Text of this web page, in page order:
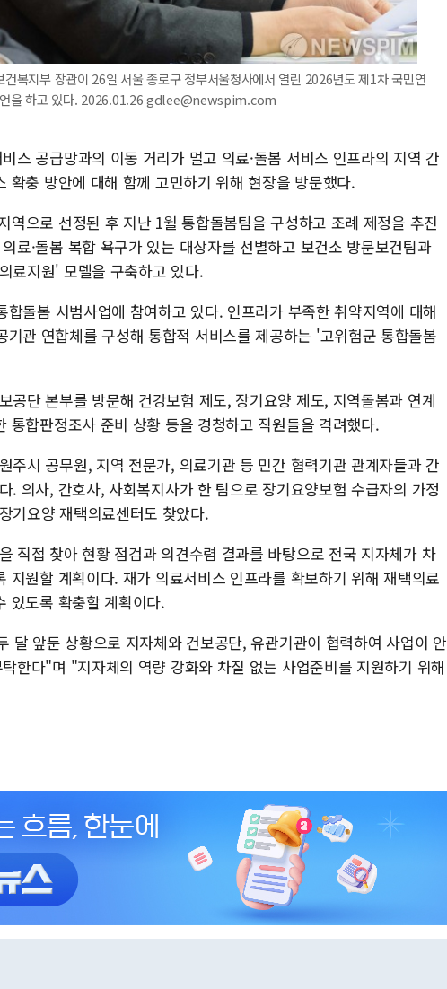
복지부 장관이 26일 서울 종로구 정부서울청사에서 열린 2026년도 제1차 국민연
언을 하고 있다. 2026.01.26 gdlee@newspim.com
스 공급망과의 이동 거리가 멀고 의료·돌봄 서비스 인프라의 지역 간
확충 방안에 대해 함께 고민하기 위해 현장을 방문했다.
역으로 선정된 후 지난 1월 통합돌봄팀을 구성하고 조례 제정을 추진
료·돌봄 복합 욕구가 있는 대상자를 선별하고 보건소 방문보건팀과
료지원' 모델을 구축하고 있다.
합돌봄 시범사업에 참여하고 있다. 인프라가 부족한 취약지역에 대해
기관 연합체를 구성해 통합적 서비스를 제공하는 '고위험군 통합돌봄
공단 본부를 방문해 건강보험 제도, 장기요양 제도, 지역돌봄과 연계
통합판정조사 준비 상황 등을 경청하고 직원들을 격려했다.
주시 공무원, 지역 전문가, 의료기관 등 민간 협력기관 관계자들과 간
. 의사, 간호사, 사회복지사가 한 팀으로 장기요양보험 수급자의 가정
기요양 재택의료센터도 찾았다.
직접 찾아 현황 점검과 의견수렴 결과를 바탕으로 전국 지자체가 차
지원할 계획이다. 재가 의료서비스 인프라를 확보하기 위해 재택의료
있도록 확충할 계획이다.
달 앞둔 상황으로 지자체와 건보공단, 유관기관이 협력하여 사업이 안
한다"며 "지자체의 역량 강화와 차질 없는 사업준비를 지원하기 위해